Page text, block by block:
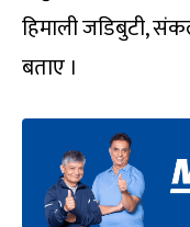
हिमाली जडिबुटी,
बताए ।